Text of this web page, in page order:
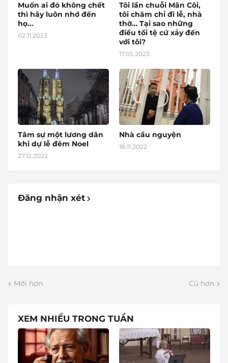
Muốn ai đó không chết
thì hãy luôn nhớ đến
họ...
02.11.2023
Tôi lần chuỗi Mân Côi,
tôi chăm chỉ đi lễ, nhà
thờ… Tại sao những
điều tồi tệ cứ xảy đến
với tôi?
17.05.2023
Tâm sự một lương dân
khi dự lễ đêm Noel
27.12.2022
Nhà cầu nguyện
18.11.2022
Đăng nhận xét
Mới hơn Cũ hơn
XEM NHIỀU TRONG TUẦN